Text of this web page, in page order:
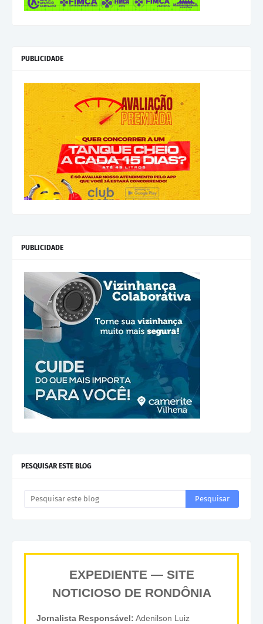
PUBLICIDADE
PUBLICIDADE
PESQUISAR ESTE BLOG
EXPEDIENTE — SITE
NOTICIOSO DE RONDÔNIA
Jornalista Responsável: Adenilson Luiz